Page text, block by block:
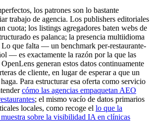
los patrones son lo bastante
trabajo de agencia. Los publishers editoriales
cuota; los listings agregadores baten webs de
es palanca; la presencia multiidioma
Lo que falta — un benchmark per-restaurante-
— es exactamente la razón por la que las
generan estos datos continuamente
de cliente, en lugar de esperar a que un
Para estructurar esa oferta como servicio
cómo las agencias empaquetan AEO
; el mismo vacío de datos primarios
locales, como recoge el lo que la
sobre la visibilidad IA en clínicas